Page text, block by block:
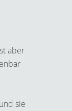
aber
sie